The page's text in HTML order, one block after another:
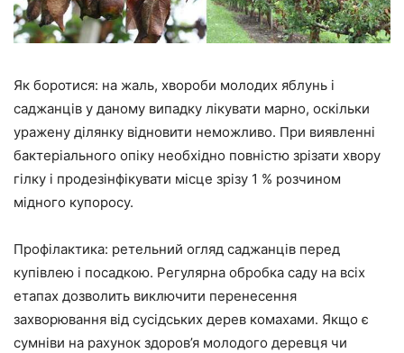
Як боротися: на жаль, хвороби молодих яблунь і
саджанців у даному випадку лікувати марно, оскільки
уражену ділянку відновити неможливо. При виявленні
бактеріального опіку необхідно повністю зрізати хвору
гілку і продезінфікувати місце зрізу 1 % розчином
мідного купоросу.
Профілактика: ретельний огляд саджанців перед
купівлею і посадкою. Регулярна обробка саду на всіх
етапах дозволить виключити перенесення
захворювання від сусідських дерев комахами. Якщо є
сумніви на рахунок здоров’я молодого деревця чи